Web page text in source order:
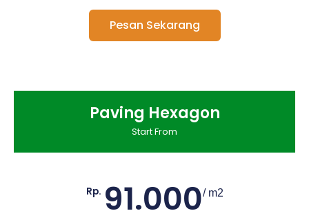
Pesan Sekarang
Paving Hexagon
Start From
Rp. 91.000/ m2